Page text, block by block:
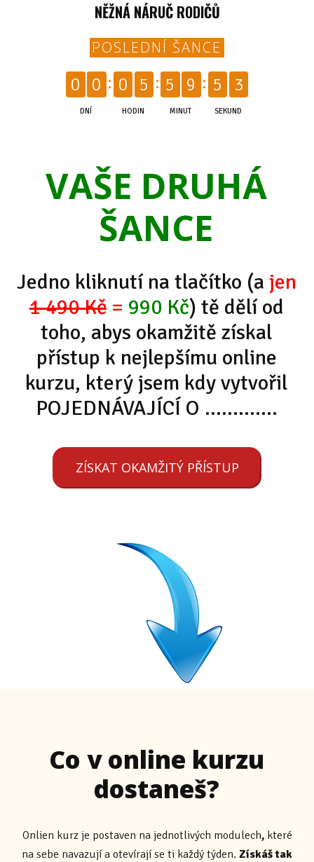
NĚŽNÁ NÁRUČ RODIČŮ
POSLEDNÍ ŠANCE
0 0
DNÍ
0 5
HODIN
5 9
MINUT
5 2
SEKUND
VAŠE DRUHÁ
ŠANCE
Jedno kliknutí na tlačítko (a jen
1 490 Kč= 990 Kč) tě dělí od
toho, abys okamžitě získal
přístup k nejlepšímu online
kurzu, který jsem kdy vytvořil
POJEDNÁVAJÍCÍ O .............
ZÍSKAT OKAMŽITÝ PŘÍSTUP
Co v online kurzu
dostaneš?
Onlien kurz je postaven na jednotlivých modulech,které
na sebe navazují a otevírají se ti každý týden. Získáš tak